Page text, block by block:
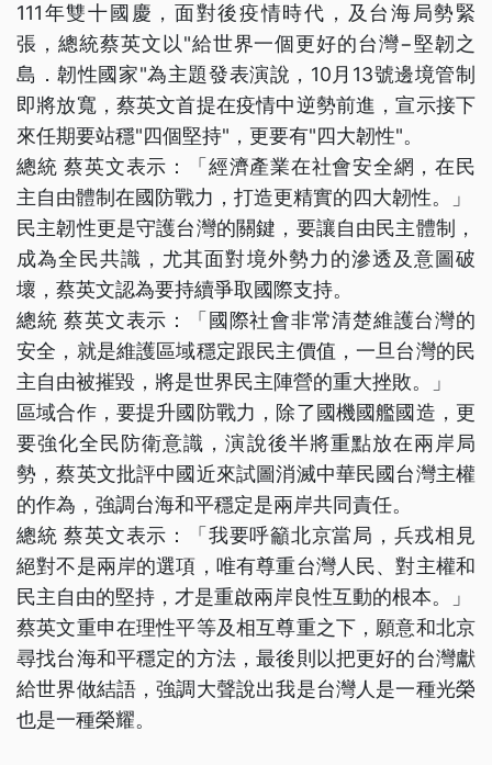
111年雙十國慶，面對後疫情時代，及台海局勢緊
張，總統蔡英文以"給世界一個更好的台灣−堅韌之
島．韌性國家"為主題發表演說，10月13號邊境管制
即將放寬，蔡英文首提在疫情中逆勢前進，宣示接下
來任期要站穩"四個堅持"，更要有"四大韌性"。
總統 蔡英文表示：「經濟產業在社會安全網，在民
主自由體制在國防戰力，打造更精實的四大韌性。」
民主韌性更是守護台灣的關鍵，要讓自由民主體制，
成為全民共識，尤其面對境外勢力的滲透及意圖破
壞，蔡英文認為要持續爭取國際支持。
總統 蔡英文表示：「國際社會非常清楚維護台灣的
安全，就是維護區域穩定跟民主價值，一旦台灣的民
主自由被摧毀，將是世界民主陣營的重大挫敗。」
區域合作，要提升國防戰力，除了國機國艦國造，更
要強化全民防衛意識，演說後半將重點放在兩岸局
勢，蔡英文批評中國近來試圖消滅中華民國台灣主權
的作為，強調台海和平穩定是兩岸共同責任。
總統 蔡英文表示：「我要呼籲北京當局，兵戎相見
絕對不是兩岸的選項，唯有尊重台灣人民、對主權和
民主自由的堅持，才是重啟兩岸良性互動的根本。」
蔡英文重申在理性平等及相互尊重之下，願意和北京
尋找台海和平穩定的方法，最後則以把更好的台灣獻
給世界做結語，強調大聲說出我是台灣人是一種光榮
也是一種榮耀。